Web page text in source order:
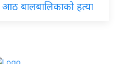
बालबालिकाको हत्या